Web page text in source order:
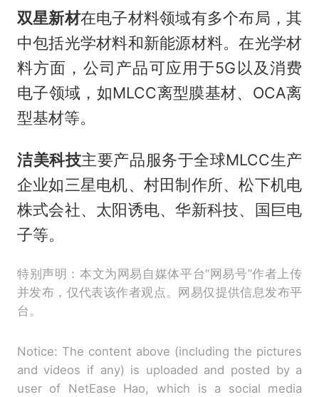
双星新材在电子材料领域有多个布局，其
中包括光学材料和新能源材料。在光学材
料方面，公司产品可应用于5G以及消费
电子领域，如MLCC离型膜基材、OCA离
型基材等。
‌洁美科技主要产品服务于全球MLCC生产
企业如三星电机、村田制作所、松下机电
株式会社、太阳诱电、华新科技、国巨电
子等。
特别声明：本文为网易自媒体平台“网易号”作者上传
并发布，仅代表该作者观点。网易仅提供信息发布平
台。
Notice: The content above (including the pictures
and videos if any) is uploaded and posted by a
user of NetEase Hao, which is a social media